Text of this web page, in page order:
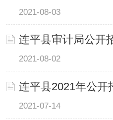
2021-08-03
连平县审计局公开
2021-08-02
连平县2021年公开
2021-07-14